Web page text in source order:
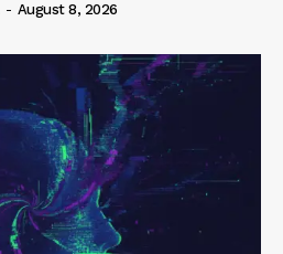
- August 8, 2026